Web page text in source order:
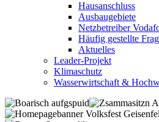
Hausanschluss
Ausbaugebiete
Netzbetreiber
Häufig gestellte
Aktuelles
Leader-Projekt
Klimaschutz
Wasserwirtschaft &